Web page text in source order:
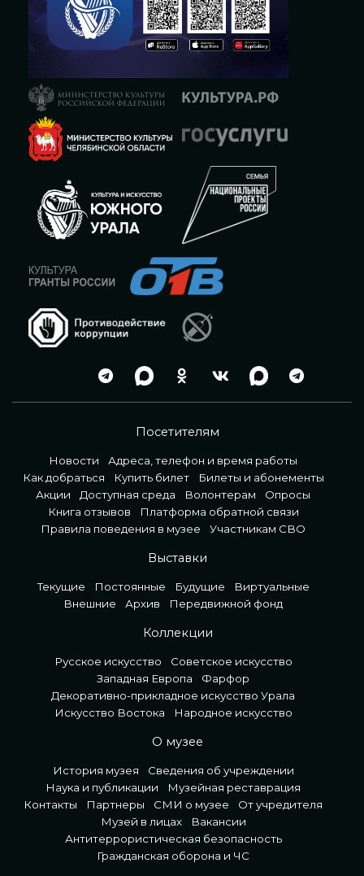
Посетителям
Новости
Адреса, телефон и время работы
Как добраться
Купить билет
Билеты и абонементы
Акции
Доступная среда Волонтерам
Опросы
Книга отзывов
Платформа обратной связи
Правила поведения в музее
Участникам СВО
Выставки
Текущие Постоянные Будущие
Виртуальные
Внешние
Архив Передвижной фонд
Коллекции
Русское искусство
Советское искусство
Западная Европа
Фарфор
Декоративно-прикладное искусство Урала
Искусство Востока
Народное искусство
О музее
История музея
Сведения об учреждении
Наука и публикации
Музейная реставрация
Контакты
Партнеры СМИ о музее
От учредителя
Музей в лицах
Вакансии
Антитеррористическая безопасность
Гражданская оборона и ЧС